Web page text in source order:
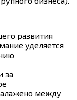
развития
уделяется
за
между